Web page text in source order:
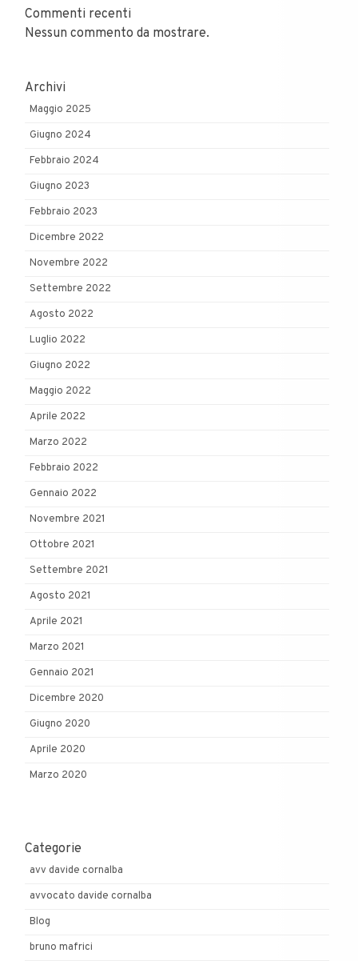
Commenti recenti
Nessun commento da mostrare.
Archivi
Maggio 2025
Giugno 2024
Febbraio 2024
Giugno 2023
Febbraio 2023
Dicembre 2022
Novembre 2022
Settembre 2022
Agosto 2022
Luglio 2022
Giugno 2022
Maggio 2022
Aprile 2022
Marzo 2022
Febbraio 2022
Gennaio 2022
Novembre 2021
Ottobre 2021
Settembre 2021
Agosto 2021
Aprile 2021
Marzo 2021
Gennaio 2021
Dicembre 2020
Giugno 2020
Aprile 2020
Marzo 2020
Categorie
avv davide cornalba
avvocato davide cornalba
Blog
bruno mafrici